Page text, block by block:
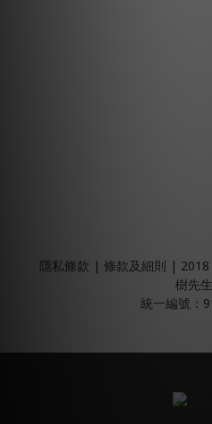
隱私條款 | 條款及細則 |
樹先
統一編號：